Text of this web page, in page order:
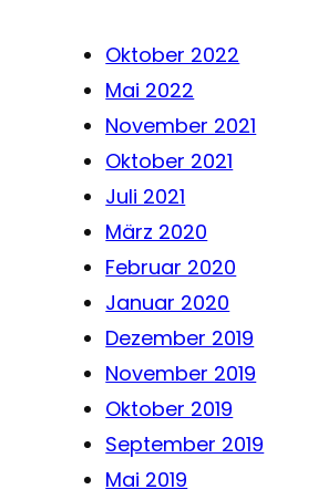
Oktober 2022
Mai 2022
November 2021
Oktober 2021
Juli 2021
März 2020
Februar 2020
Januar 2020
Dezember 2019
November 2019
Oktober 2019
September 2019
Mai 2019